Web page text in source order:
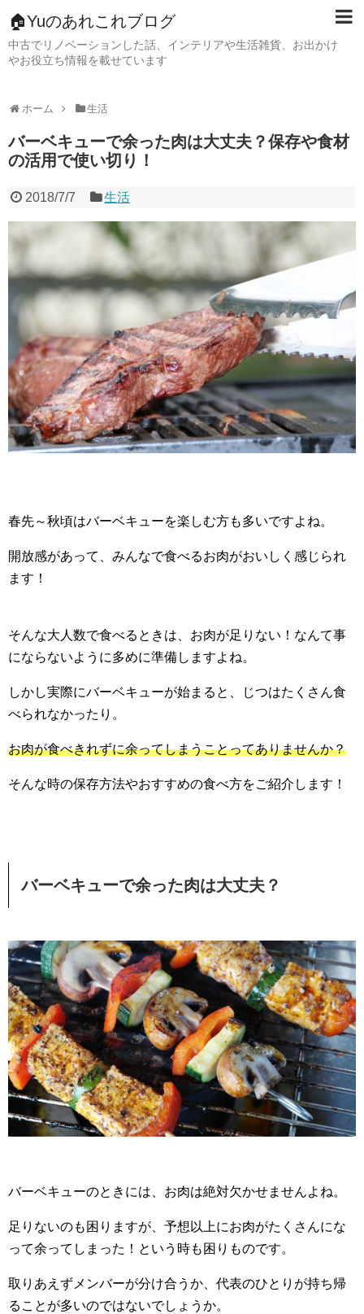
🏠Yuのあれこれブログ
中古でリノベーションした話、インテリアや生活雑貨、お出かけ
やお役立ち情報を載せています
ホーム 生活
バーベキューで余った肉は大丈夫？保存や食材
の活用で使い切り！
2018/7/7 生活
春先～秋頃はバーベキューを楽しむ方も多いですよね。
開放感があって、みんなで食べるお肉がおいしく感じられ
ます！
そんな大人数で食べるときは、お肉が足りない！なんて事
にならないように多めに準備しますよね。
しかし実際にバーベキューが始まると、じつはたくさん食
べられなかったり。
お肉が食べきれずに余ってしまうことってありませんか？
そんな時の保存方法やおすすめの食べ方をご紹介します！
バーベキューで余った肉は大丈夫？
バーベキューのときには、お肉は絶対欠かせませんよね。
足りないのも困りますが、予想以上にお肉がたくさんにな
って余ってしまった！という時も困りものです。
取りあえずメンバーが分け合うか、代表のひとりが持ち帰
ることが多いのではないでしょうか。